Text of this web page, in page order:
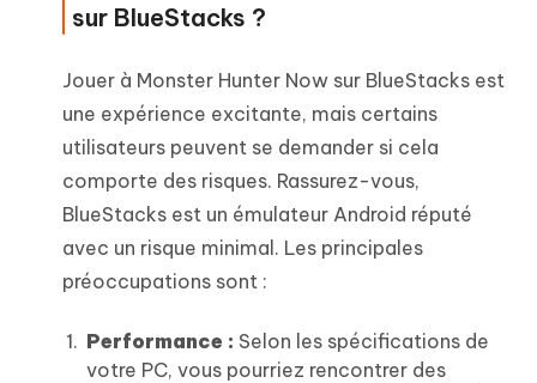
sur BlueStacks ?
Jouer à Monster Hunter Now sur BlueStacks est
une expérience excitante, mais certains
utilisateurs peuvent se demander si cela
comporte des risques. Rassurez-vous,
BlueStacks est un émulateur Android réputé
avec un risque minimal. Les principales
préoccupations sont :
Performance : Selon les spécifications de
votre PC, vous pourriez rencontrer des